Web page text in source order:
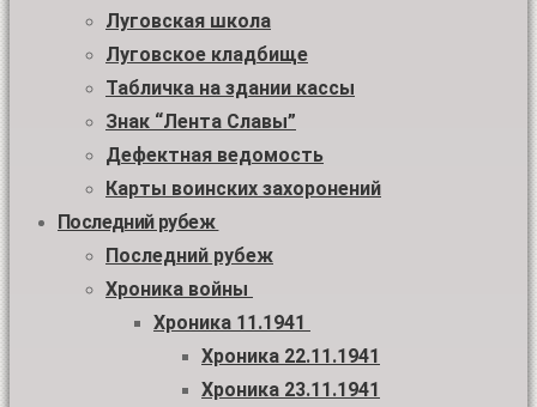
Луговская школа
Луговское кладбище
Табличка на здании кассы
Знак “Лента Славы”
Дефектная ведомость
Карты воинских захоронений
Последний рубеж
Последний рубеж
Хроника войны
Хроника 11.1941
Хроника 22.11.1941
Хроника 23.11.1941